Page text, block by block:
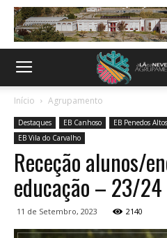
Início Agrupamento
Destaques EB Canhoso EB Penedos Altos
EB Vila do Carvalho
Receção alunos/
educação – 23/24
11 de Setembro, 2023 2140